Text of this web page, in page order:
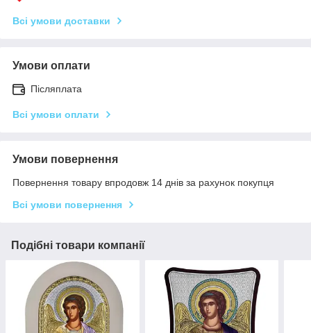
Всі умови доставки
Умови оплати
Післяплата
Всі умови оплати
Умови повернення
Повернення товару впродовж 14 днів за рахунок покупця
Всі умови повернення
Подібні товари компанії